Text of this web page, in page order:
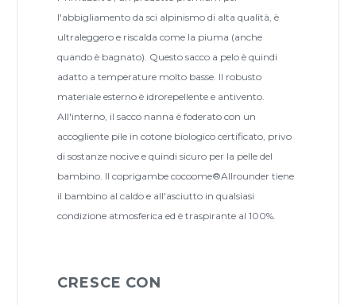
l'abbigliamento da sci alpinismo di alta qualità, è
ultraleggero e riscalda come la piuma (anche
quando è bagnato). Questo sacco a pelo è quindi
adatto a temperature molto basse. Il robusto
materiale esterno è idrorepellente e antivento.
All'interno, il sacco nanna è foderato con un
accogliente pile in cotone biologico certificato, privo
di sostanze nocive e quindi sicuro per la pelle del
bambino. Il coprigambe cocoome®Allrounder tiene
il bambino al caldo e all'asciutto in qualsiasi
condizione atmosferica ed è traspirante al 100%.
CRESCE CON